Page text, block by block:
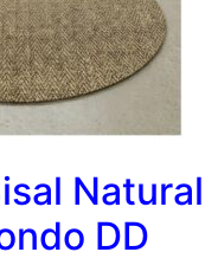
Natural
DD